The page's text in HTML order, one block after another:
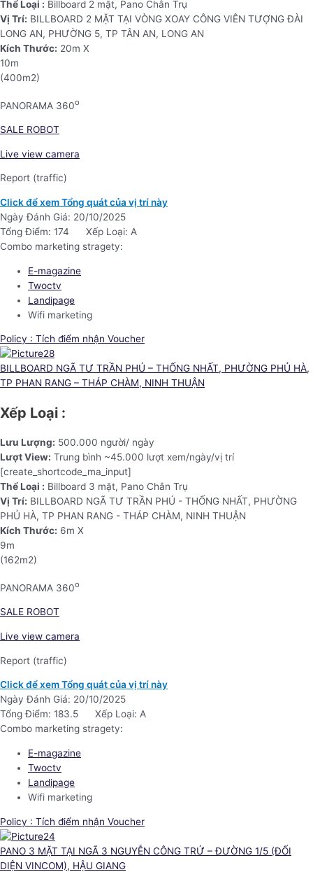
Thể Loại : Billboard 2 mặt, Pano Chân Trụ
Vị Trí: BILLBOARD 2 MẶT TẠI VÒNG XOAY CÔNG VIÊN TƯỢNG ĐÀI
LONG AN, PHƯỜNG 5, TP TÂN AN, LONG AN
Kích Thước: 20m X
10m
(400m2)
PANORAMA 360o
SALE ROBOT
Live view camera
Report (traffic)
Click để xem Tổng quát của vị trí này
Ngày Đánh Giá: 20/10/2025
Tổng Điểm: 174
Xếp Loại: A
Combo marketing stragety:
E-magazine
Twoctv
Landipage
Wifi marketing
Policy : Tích điểm nhận Voucher
BILLBOARD NGÃ TƯ TRẦN PHÚ – THỐNG NHẤT, PHƯỜNG PHỦ HÀ,
TP PHAN RANG – THÁP CHÀM, NINH THUẬN
Xếp Loại :
Lưu Lượng: 500.000 người/ ngày
Lượt View: Trung bình ~45.000 lượt xem/ngày/vị trí
[create_shortcode_ma_input]
Thể Loại : Billboard 3 mặt, Pano Chân Trụ
Vị Trí: BILLBOARD NGÃ TƯ TRẦN PHÚ - THỐNG NHẤT, PHƯỜNG
PHỦ HÀ, TP PHAN RANG - THÁP CHÀM, NINH THUẬN
Kích Thước: 6m X
9m
(162m2)
PANORAMA 360o
SALE ROBOT
Live view camera
Report (traffic)
Click để xem Tổng quát của vị trí này
Ngày Đánh Giá: 20/10/2025
Tổng Điểm: 183.5
Xếp Loại: A
Combo marketing stragety:
E-magazine
Twoctv
Landipage
Wifi marketing
Policy : Tích điểm nhận Voucher
PANO 3 MẶT TẠI NGÃ 3 NGUYỄN CÔNG TRỨ – ĐƯỜNG 1/5 (ĐỐI
DIỆN VINCOM), HẬU GIANG